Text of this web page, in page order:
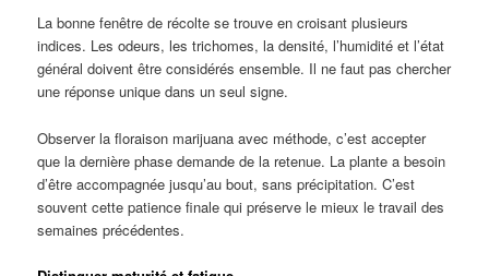
La bonne fenêtre de récolte se trouve en croisant plusieurs
indices. Les odeurs, les trichomes, la densité, l’humidité et l’état
général doivent être considérés ensemble. Il ne faut pas chercher
une réponse unique dans un seul signe.
Observer la floraison marijuana avec méthode, c’est accepter
que la dernière phase demande de la retenue. La plante a besoin
d’être accompagnée jusqu’au bout, sans précipitation. C’est
souvent cette patience finale qui préserve le mieux le travail des
semaines précédentes.